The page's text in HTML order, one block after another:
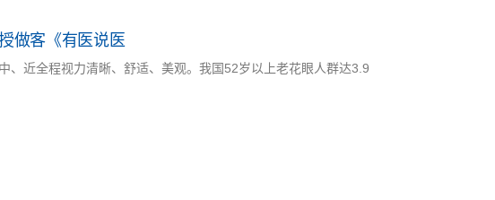
做客《有医说医
、近全程视力清晰、舒适、美观。我国52岁以上老花眼人群达3.9